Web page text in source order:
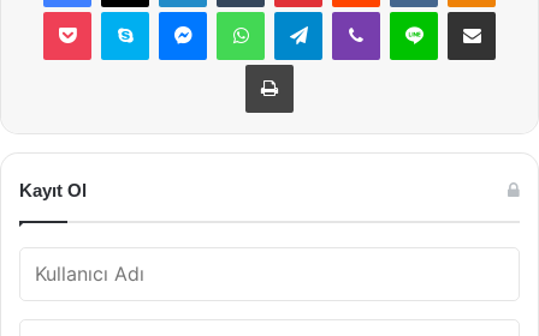
Pocket Skype MessengerWhatsAppTelegramViber Line E-Posta ile
Yazdır
Kayıt Ol